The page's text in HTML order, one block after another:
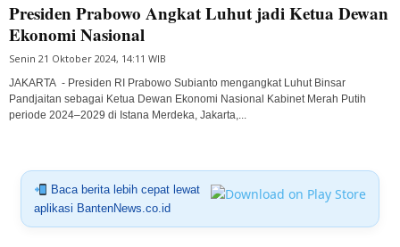
Presiden Prabowo Angkat Luhut jadi Ketua Dewan
Ekonomi Nasional
Senin 21 Oktober 2024, 14:11 WIB
JAKARTA - Presiden RI Prabowo Subianto mengangkat Luhut Binsar
Pandjaitan sebagai Ketua Dewan Ekonomi Nasional Kabinet Merah Putih
periode 2024–2029 di Istana Merdeka, Jakarta,...
Baca berita lebih cepat lewat
aplikasi BantenNews.co.id